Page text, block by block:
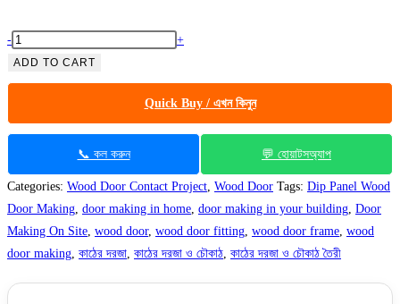
was:
8,500.00৳ .
Dip
Panel
Wood
Making
your
quantity
- +
ADD TO CART
Quick Buy / এখন কিনুন
📞 কল করুন 💬 হোয়াটসঅ্যাপ
Categories: Wood Door Contact Project, Wood Door Tags: Dip Panel Wood
Door Making, door making in home, door making in your building, Door
Making On Site, wood door, wood door fitting, wood door frame, wood
door making, কাঠের দরজা, কাঠের দরজা ও চৌকাঠ, কাঠের দরজা ও চৌকাঠ তৈরী